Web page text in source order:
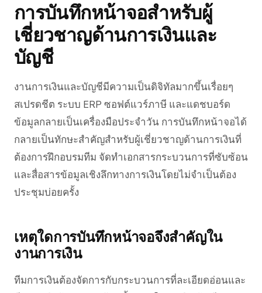
การบันทึกหน้าจอสำหรับผู้
เชี่ยวชาญด้านการเงินและ
บัญชี
งานการเงินและบัญชีมีความเป็นดิจิทัลมากขึ้นเรื่อยๆ
สเปรดชีต ระบบ ERP ซอฟต์แวร์ภาษี และแดชบอร์ด
ข้อมูลกลายเป็นเครื่องมือประจำวัน การบันทึกหน้าจอได้
กลายเป็นทักษะสำคัญสำหรับผู้เชี่ยวชาญด้านการเงินที่
ต้องการฝึกอบรมทีม จัดทำเอกสารกระบวนการที่ซับซ้อน
และสื่อสารข้อมูลเชิงลึกทางการเงินโดยไม่จำเป็นต้อง
ประชุมบ่อยครั้ง
เหตุใดการบันทึกหน้าจอจึงสำคัญใน
งานการเงิน
ทีมการเงินต้องจัดการกับกระบวนการที่ละเอียดอ่อนและ